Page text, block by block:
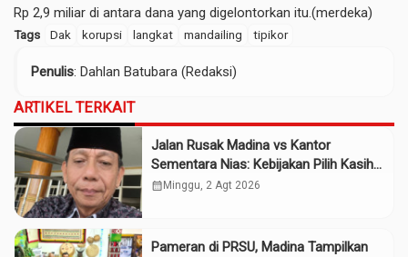
Rp 2,9 miliar di antara dana yang digelontorkan itu.(merdeka)
Tags Dak korupsi langkat mandailing tipikor
Penulis: Dahlan Batubara (Redaksi)
ARTIKEL TERKAIT
Jalan Rusak Madina vs Kantor
Sementara Nias: Kebijakan Pilih Kasih
Gubsu
calendar_month Minggu, 2 Agt 2026
Pameran di PRSU, Madina Tampilkan